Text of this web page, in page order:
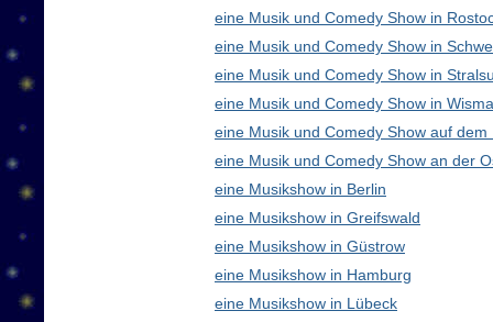
eine Musik und Comedy Show in
eine Musik und Comedy Show in
eine Musik und Comedy Show in
eine Musik und Comedy Show in
eine Musik und Comedy Show auf dem
eine Musik und Comedy Show an der
eine Musikshow in Berlin
eine Musikshow in Greifswald
eine Musikshow in Güstrow
eine Musikshow in Hamburg
eine Musikshow in Lübeck